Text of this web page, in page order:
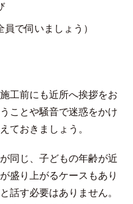
で伺いましょう）
工前にも近所へ挨拶をお
ことや騒音で迷惑をかけ
ておきましょう。
同じ、子どもの年齢が近
盛り上がるケースもあり
話す必要はありません。